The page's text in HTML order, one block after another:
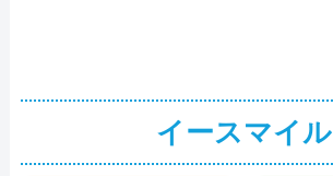
イースマイル